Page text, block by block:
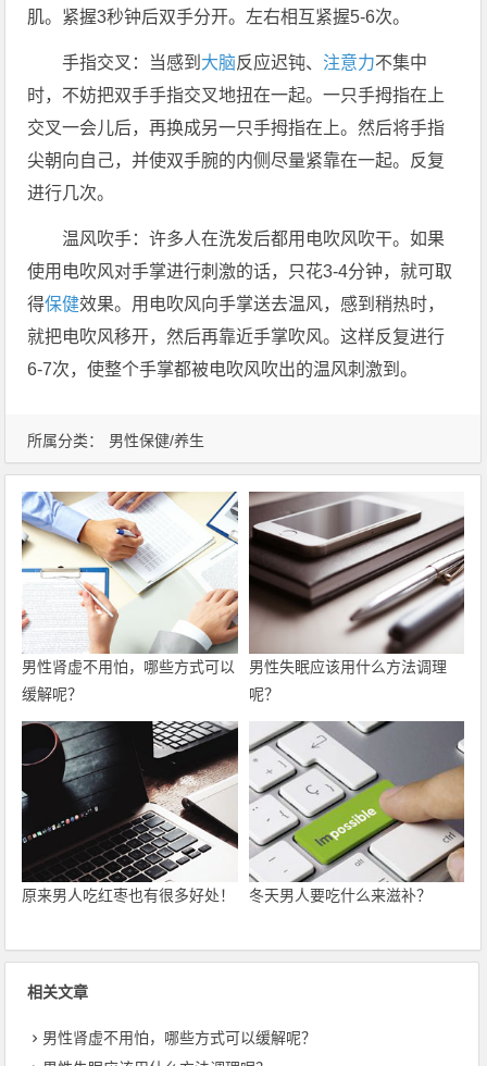
所属分类： 男性保健/养生
肌。紧握3秒钟后双手分开。左右相互紧握5-6次。
手指交叉：当感到 大脑反应迟钝、 注意力不集中
时，不妨把双手手指交叉地扭在一起。一只手拇指在上
交叉一会儿后，再换成另一只手拇指在上。然后将手指
尖朝向自己，并使双手腕的内侧尽量紧靠在一起。反复
进行几次。
温风吹手：许多人在洗发后都用电吹风吹干。如果
使用电吹风对手掌进行刺激的话，只花3-4分钟，就可取
得保健效果。用电吹风向手掌送去温风，感到稍热时，
就把电吹风移开，然后再靠近手掌吹风。这样反复进行
6-7次，使整个手掌都被电吹风吹出的温风刺激到。
男性肾虚不用怕，哪些方式可以
缓解呢？
男性失眠应该用什么方法调理
呢？
原来男人吃红枣也有很多好处！ 冬天男人要吃什么来滋补？
相关文章
男性肾虚不用怕，哪些方式可以缓解呢？